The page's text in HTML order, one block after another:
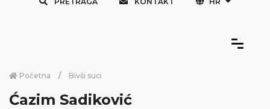
Početna Bivši suci
Ćazim Sadiković